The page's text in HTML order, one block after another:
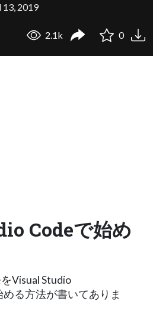
13, 2019
2.1k 0
Codeで始め
Visual Studio
る方法が書いてありま